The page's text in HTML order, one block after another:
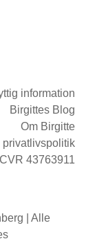
information
Birgittes Blog
Om Birgitte
privatlivspolitik
CVR 43763911
| Alle